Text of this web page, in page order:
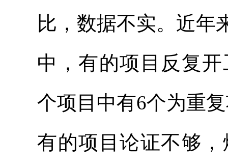
比，数据不实。近年
中，有的项目反复
个项目中有6个为重
有的项目论证不够